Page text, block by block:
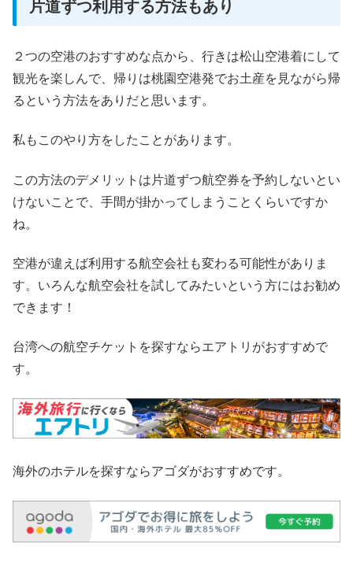
片道ずつ利用する方法もあり
２つの空港のおすすめな点から、行きは松山空港着にして
観光を楽しんで、帰りは桃園空港発でお土産を見ながら帰
るという方法をありだと思います。
私もこのやり方をしたことがあります。
この方法のデメリットは片道ずつ航空券を予約しないとい
けないことで、手間が掛かってしまうことくらいですか
ね。
空港が違えば利用する航空会社も変わる可能性がありま
す。いろんな航空会社を試してみたいという方にはお勧め
できます！
台湾への航空チケットを探すならエアトリがおすすめで
す。
海外のホテルを探すならアゴダがおすすめです。